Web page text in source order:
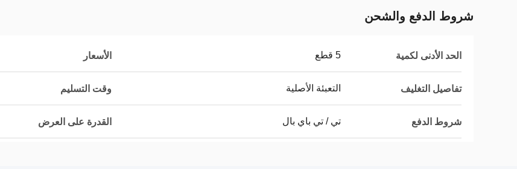
شروط الدفع والشحن
الحد الأدنى لكمية 5 قطع الأسعار
تفاصيل التغليف التعبئة الأصلية وقت التسليم
شروط الدفع تي / تي باي بال القدرة على العرض